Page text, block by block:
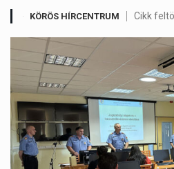
KÖRÖS HÍRCENTRUM Cikk